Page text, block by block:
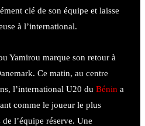
clé de son équipe et laisse
à l’international.
Yamirou marque son retour à
Ce matin, au centre
l’international U20 du Bénin a
comme le joueur le plus
l’équipe réserve. Une